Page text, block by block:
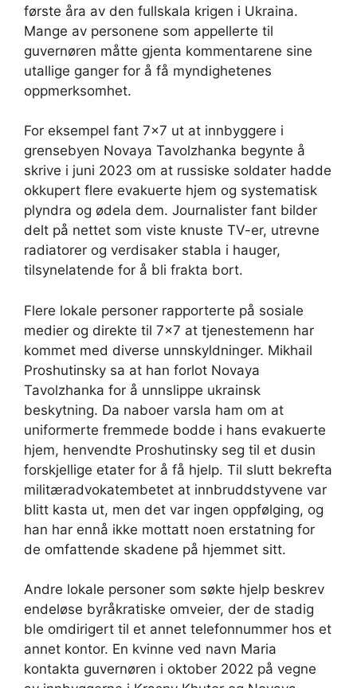
første åra av den fullskala krigen i Ukraina.
Mange av personene som appellerte til
guvernøren måtte gjenta kommentarene sine
utallige ganger for å få myndighetenes
oppmerksomhet.
For eksempel fant 7×7 ut at innbyggere i
grensebyen Novaya Tavolzhanka begynte å
skrive i juni 2023 om at russiske soldater hadde
okkupert flere evakuerte hjem og systematisk
plyndra og ødela dem. Journalister fant bilder
delt på nettet som viste knuste TV-er, utrevne
radiatorer og verdisaker stabla i hauger,
tilsynelatende for å bli frakta bort.
Flere lokale personer rapporterte på sosiale
medier og direkte til 7×7 at tjenestemenn har
kommet med diverse unnskyldninger. Mikhail
Proshutinsky sa at han forlot Novaya
Tavolzhanka for å unnslippe ukrainsk
beskytning. Da naboer varsla ham om at
uniformerte fremmede bodde i hans evakuerte
hjem, henvendte Proshutinsky seg til et dusin
forskjellige etater for å få hjelp. Til slutt bekrefta
militæradvokatembetet at innbruddstyvene var
blitt kasta ut, men det var ingen oppfølging, og
han har ennå ikke mottatt noen erstatning for
de omfattende skadene på hjemmet sitt.
Andre lokale personer som søkte hjelp beskrev
endeløse byråkratiske omveier, der de stadig
ble omdirigert til et annet telefonnummer hos et
annet kontor. En kvinne ved navn Maria
kontakta guvernøren i oktober 2022 på vegne